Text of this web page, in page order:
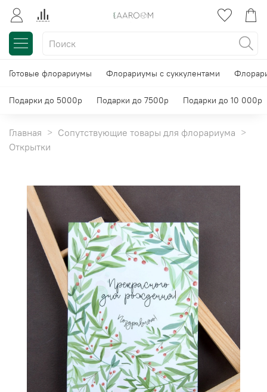
Готовые флорариумы Флорариумы с суккулентами
Подарки до 5000р Подарки до 7500р Подарки до 10 000р
Главная
Сопутствующие товары для флорариума
Открытки